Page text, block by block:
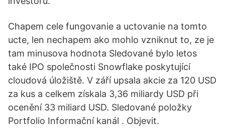
Chapem cele fungovanie a uctovanie na tomto
ucte, len nechapem ako mohlo vzniknut to, ze je
tam minusova hodnota Sledované bylo letos
také IPO společnosti Snowflake poskytující
cloudová úložiště. V září upsala akcie za 120 USD
za kus a celkem získala 3,36 miliardy USD při
ocenění 33 miliard USD. Sledované položky
Portfolio Informační kanál . Objevit.